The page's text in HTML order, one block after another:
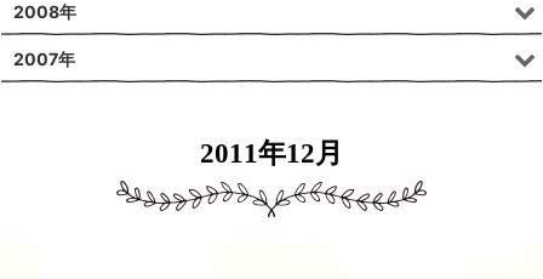
2011年12月
2008年
2007年